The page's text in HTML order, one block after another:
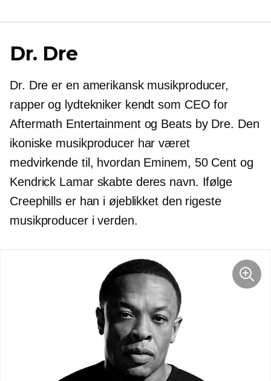
Dr. Dre
Dr. Dre er en amerikansk musikproducer,
rapper og lydtekniker kendt som CEO for
Aftermath Entertainment og Beats by Dre. Den
ikoniske musikproducer har været
medvirkende til, hvordan Eminem, 50 Cent og
Kendrick Lamar skabte deres navn. Ifølge
Creephills er han i øjeblikket den rigeste
musikproducer i verden.